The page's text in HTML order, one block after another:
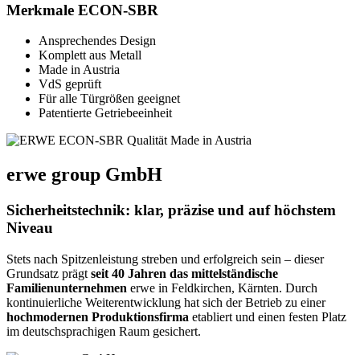
Merkmale ECON-SBR
Ansprechendes Design
Komplett aus Metall
Made in Austria
VdS geprüft
Für alle Türgrößen geeignet
Patentierte Getriebeeinheit
erwe group GmbH
Sicherheitstechnik: klar, präzise und auf höchstem
Niveau
Stets nach Spitzenleistung streben und erfolgreich sein – dieser
Grundsatz prägt seit 40 Jahren das mittelständische
Familienunternehmen erwe in Feldkirchen, Kärnten. Durch
kontinuierliche Weiterentwicklung hat sich der Betrieb zu einer
hochmodernen Produktionsfirma etabliert und einen festen Platz
im deutschsprachigen Raum gesichert.